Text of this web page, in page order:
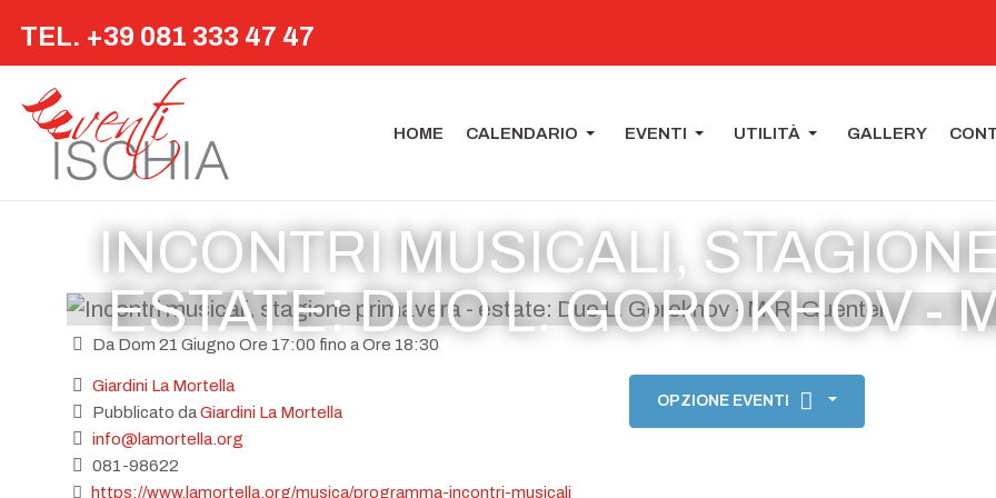
TEL. +39 081 333 47 47
HOME CALENDARIO EVENTI UTILITÀ GALLERY
INCONTRI MUSICALI,
ESTATE: DUO L. GOROKHOV -
OPZIONE EVENTI
Da Dom 21 Giugno Ore 17:00 fino a Ore 18:30
Giardini La Mortella
Pubblicato daGiardini La Mortella
info@lamortella.org
081-98622
https://www.lamortella.org/musica/programma-incontri-musicali